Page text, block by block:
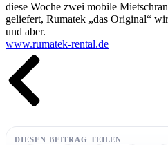
diese Woche zwei mobile
geliefert, Rumatek „das Original“
und aber.
www.rumatek-rental.de
DIESEN BEITRAG TEILEN